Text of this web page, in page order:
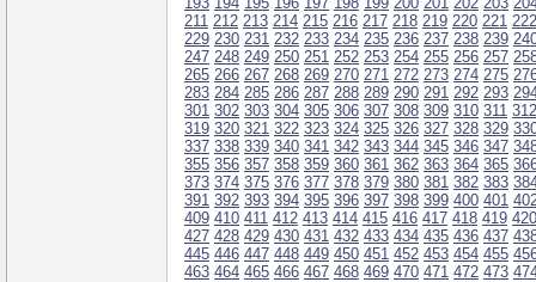
211 212 213 214 215 216 217 218 219 220 221 222
229 230 231 232 233 234 235 236 237 238 239
247 248 249 250 251 252 253 254 255 256 257
265 266 267 268 269 270 271 272 273 274 275
283 284 285 286 287 288 289 290 291 292 293
301 302 303 304 305 306 307 308 309 310 311 312
319 320 321 322 323 324 325 326 327 328 329
337 338 339 340 341 342 343 344 345 346 347
355 356 357 358 359 360 361 362 363 364 365
373 374 375 376 377 378 379 380 381 382 383
391 392 393 394 395 396 397 398 399 400 401
409 410 411 412 413 414 415 416 417 418 419 420
427 428 429 430 431 432 433 434 435 436 437
445 446 447 448 449 450 451 452 453 454 455
463 464 465 466 467 468 469 470 471 472 473